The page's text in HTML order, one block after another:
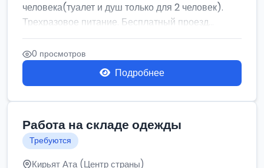
человека(туалет и душ только для 2 человек).
Трехразовое питание. Бесплатный проезд...
0 просмотров
Подробнее
Работа на складе одежды
Требуются
Кирьят Ата (Центр страны)